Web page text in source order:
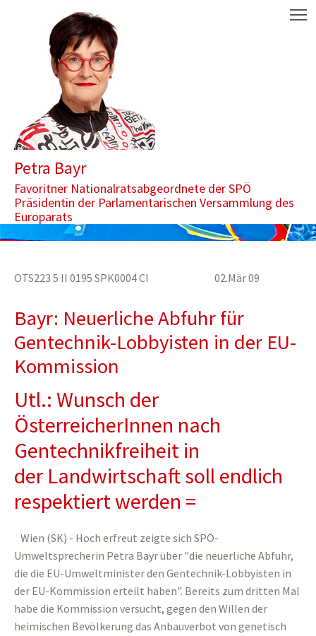
Aktuelle Seite: Neuerliche Abfuhr für Gentechnik-Lobbyisten in
Petra Bayr
Favoritner Nationalratsabgeordnete der SPÖ
Präsidentin der Parlamentarischen Versammlung des
Europarats
OTS223 5 II 0195 SPK0004 CI 02.Mär 09
Bayr: Neuerliche Abfuhr für
Gentechnik-Lobbyisten in der EU-
Kommission
Utl.: Wunsch der
ÖsterreicherInnen nach
Gentechnikfreiheit in
der Landwirtschaft soll endlich
respektiert werden =
Wien (SK) - Hoch erfreut zeigte sich SPÖ-
Umweltsprecherin Petra Bayr über "die neuerliche Abfuhr,
die die EU-Umweltminister den Gentechnik-Lobbyisten in
der EU-Kommission erteilt haben". Bereits zum dritten Mal
habe die Kommission versucht, gegen den Willen der
heimischen Bevölkerung das Anbauverbot von genetisch